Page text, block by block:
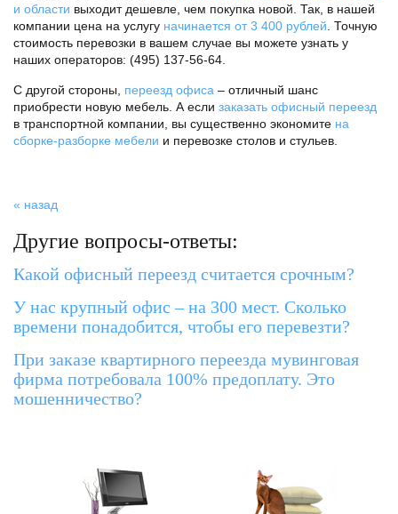
и области выходит дешевле, чем покупка новой. Так, в нашей
компании цена на услугу начинается от 3 400 рублей . Точную
стоимость перевозки в вашем случае вы можете узнать у
наших операторов: (495) 137-56-64.
С другой стороны, переезд офиса – отличный шанс
приобрести новую мебель. А если заказать офисный переезд
в транспортной компании, вы существенно экономите на
сборке-разборке мебели и перевозке столов и стульев.
« назад
Другие вопросы-ответы:
Какой офисный переезд считается срочным?
У нас крупный офис – на 300 мест. Сколько
времени понадобится, чтобы его перевезти?
При заказе квартирного переезда мувинговая
фирма потребовала 100% предоплату. Это
мошенничество?